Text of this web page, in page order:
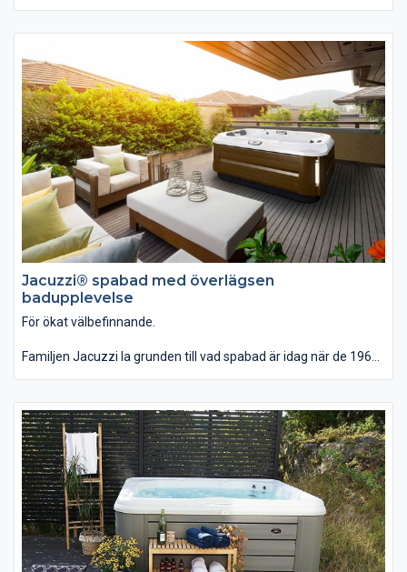
Samtidigt som du får en av de absolut starkaste och mest
hållbara glasfiber­poolerna på marknaden.
Poolen Aquashell glasfiberpool introducerades i vårt sortiment
2011 och har blivit en favorit.
Jacuzzi® spabad med överlägsen
badupplevelse
För ökat välbefinnande.
Familjen Jacuzzi la grunden till vad spabad är idag när de 1968
Med ledord som njutning, design, hälsa och funktion levererar
Jacuzzi® en överlägsen badupplevelse än idag.